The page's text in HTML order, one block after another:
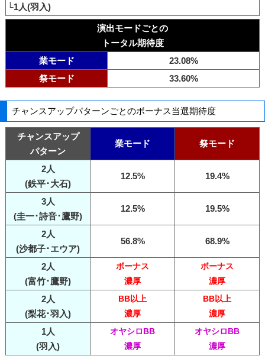
└1人(羽入)
演出モードごとの
トータル期待度
業モード
23.08%
祭モード
33.60%
チャンスアップパターンごとのボーナス当選期待度
チャンスアップ
パターン
業モード 祭モード
2人
(鉄平･大石)
12.5% 19.4%
3人
(圭一･詩音･鷹野)
12.5% 19.5%
2人
(沙都子･エウア)
56.8% 68.9%
2人
(富竹･鷹野)
ボーナス
濃厚
ボーナス
濃厚
2人
(梨花･羽入)
BB以上
濃厚
BB以上
濃厚
1人
(羽入)
オヤシロBB
濃厚
オヤシロBB
濃厚